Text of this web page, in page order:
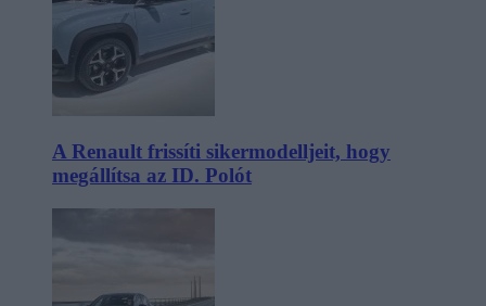
A Renault frissíti sikermodelljeit, hogy
megállítsa az ID. Polót